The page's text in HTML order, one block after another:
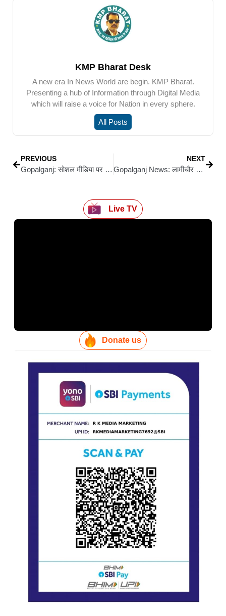
KMP Bharat Desk
A new era In News World are begin. KMP Bharat.
Presenting a hub of Information through Digital Media
which will raise a voice for Nation in every sphere.
All Posts
PREVIOUS
Gopalganj: सोशल मीडिया पर गुहार के बाद दिव्यांग छात्रा को मिली नई राह
NEXT
Gopalganj News: लामीचौर में सामूहिक विवाह: वैदिक मंत्रोच्चार के बीच 15 जोड़े बने हमसफर
Live TV
Donate us